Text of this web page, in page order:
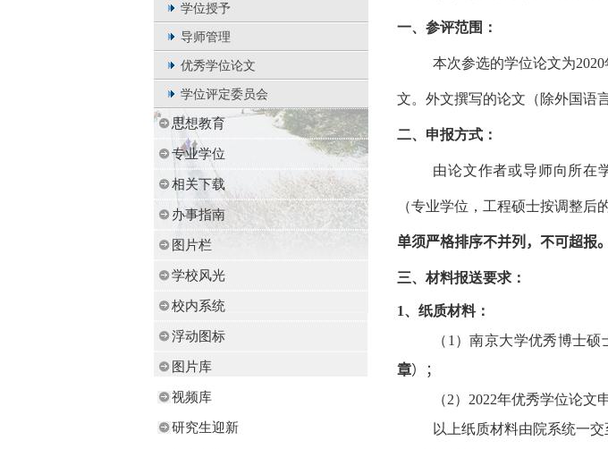
学位授予
导师管理
优秀学位论文
学位评定委员会
思想教育
专业学位
相关下载
办事指南
图片栏
学校风光
校内系统
浮动图标
图片库
视频库
研究生迎新
一、参评范围：
本次参选的学位论文为2020
文。 外文撰写的论文（除外国语
二、申报方式：
由论文作者或导师向所在
（专业学位，工程硕士按调整
单须严格排序不并列 ，不可超报。
三、材料报送要求：
1、纸质材料：
（ 1 ）南京大学优秀博士
章）；
（2） 2022年优秀学位论文
以上纸质材料由院系统一